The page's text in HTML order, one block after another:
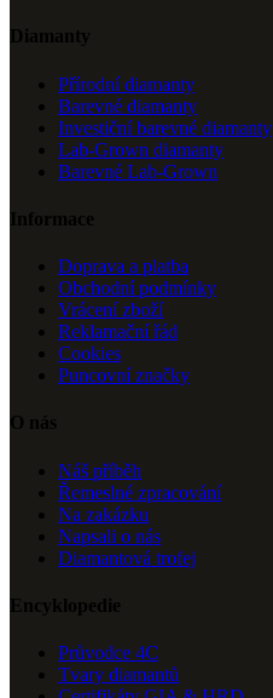
Diamanty
Přírodní diamanty
Barevné diamanty
Investiční barevné diamanty
Lab-Grown diamanty
Barevné Lab-Grown
Informace
Doprava a platba
Obchodní podmínky
Vrácení zboží
Reklamační řád
Cookies
Puncovní značky
O nás
Náš příběh
Řemeslné zpracování
Na zakázku
Napsali o nás
Diamantová trofej
Encyklopedie
Průvodce 4C
Tvary diamantů